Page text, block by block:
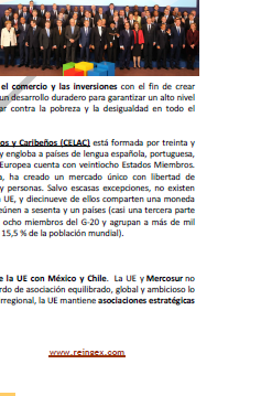
para Hispanoamérica
de Desarrollo
Americanos